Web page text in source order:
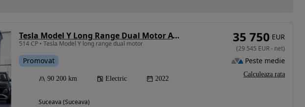
Tesla Model Y Long Range Dual Motor AWD
514 CP • Tesla Model Y long range dual motor
Promovat
90 200 km Electric 2022
Suceava (Suceava)
35 750 EUR
(29 545 EUR- net)
Peste medie
Calculeaza rata